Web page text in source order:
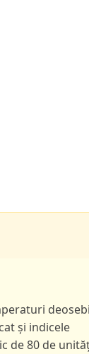
și indicele
de 80 de